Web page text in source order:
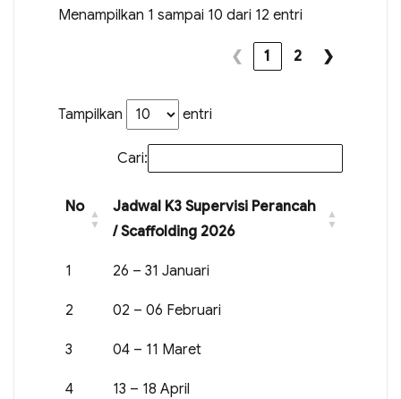
Menampilkan 1 sampai 10 dari 12 entri
❮ 1 2 ❯
Tampilkan entri
Cari:
No
Jadwal K3 Supervisi Perancah
/ Scaffolding 2026
1 26 – 31 Januari
2 02 – 06 Februari
3 04 – 11 Maret
4 13 – 18 April